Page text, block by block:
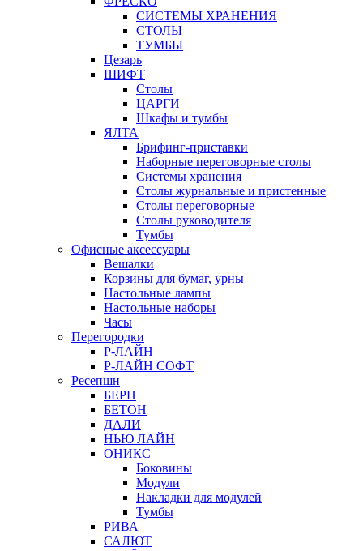
СИСТЕМЫ ХРАНЕНИЯ
СТОЛЫ
ТУМБЫ
Цезарь
ШИФТ
Столы
ЦАРГИ
Шкафы и тумбы
ЯЛТА
Брифинг-приставки
Наборные переговорные столы
Системы хранения
Столы журнальные и пристенные
Столы переговорные
Столы руководителя
Тумбы
Офисные аксессуары
Вешалки
Корзины для бумаг, урны
Настольные лампы
Настольные наборы
Часы
Перегородки
Р-ЛАЙН
Р-ЛАЙН СОФТ
Ресепшн
БЕРН
БЕТОН
ДАЛИ
НЬЮ ЛАЙН
ОНИКС
Боковины
Модули
Накладки для модулей
Тумбы
РИВА
САЛЮТ